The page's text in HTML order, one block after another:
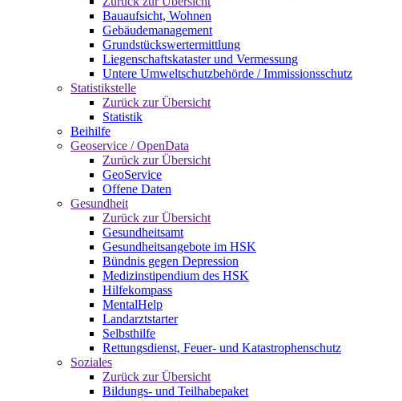
Bauaufsicht, Wohnen
Gebäudemanagement
Grundstückswertermittlung
Liegenschaftskataster und Vermessung
Untere Umweltschutzbehörde / Immissionsschutz
Statistikstelle
Zurück zur Übersicht
Statistik
Beihilfe
Geoservice / OpenData
Zurück zur Übersicht
GeoService
Offene Daten
Gesundheit
Zurück zur Übersicht
Gesundheitsamt
Gesundheitsangebote im HSK
Bündnis gegen Depression
Medizinstipendium des HSK
Hilfekompass
MentalHelp
Landarztstarter
Selbsthilfe
Rettungsdienst, Feuer- und Katastrophenschutz
Soziales
Zurück zur Übersicht
Bildungs- und Teilhabepaket